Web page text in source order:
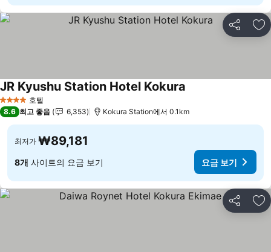
공유 즐
4 성급 호텔
JR Kyushu Station Hotel Kokura
8.6 최고 좋음 6,353 Kokura Station에서 0.1km
최저가 ₩89,181
8개 사이트의 요금 보기 요금 보기
공유 즐